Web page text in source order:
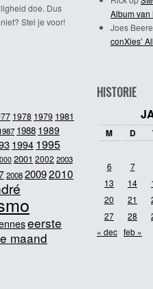
doe. Dus
Stel je voor!
Album van
Joes
conXies’
1978 1979 1981
1988 1989
1994 1995
2001 2002 2003
200820092010
eerste
maand
HISTORIE
M D
6
7
13
14
20
21
27
28
« dec feb »